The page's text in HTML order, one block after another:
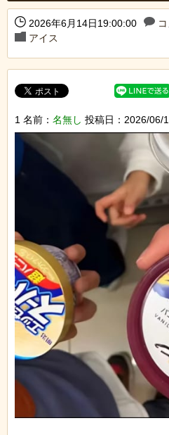
2026年6月14日19:00:00
アイス
1 名前： 名無し 投稿日：2026/06/